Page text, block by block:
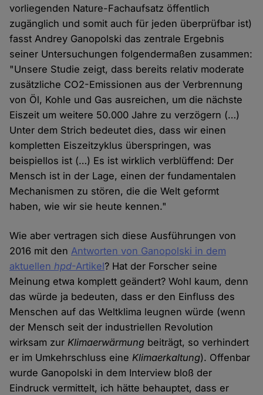
vorliegenden Nature-Fachaufsatz öffentlich
zugänglich und somit auch für jeden überprüfbar ist)
fasst Andrey Ganopolski das zentrale Ergebnis
seiner Untersuchungen folgendermaßen zusammen:
"Unsere Studie zeigt, dass bereits relativ moderate
zusätzliche CO2-Emissionen aus der Verbrennung
von Öl, Kohle und Gas ausreichen, um die nächste
Eiszeit um weitere 50.000 Jahre zu verzögern (…)
Unter dem Strich bedeutet dies, dass wir einen
kompletten Eiszeitzyklus überspringen, was
beispiellos ist (…) Es ist wirklich verblüffend: Der
Mensch ist in der Lage, einen der fundamentalen
Mechanismen zu stören, die die Welt geformt
haben, wie wir sie heute kennen."
Wie aber vertragen sich diese Ausführungen von
2016 mit denAntworten von Ganopolski in dem
aktuellenhpd-Artikel? Hat der Forscher seine
Meinung etwa komplett geändert? Wohl kaum, denn
das würde ja bedeuten, dass er den Einfluss des
Menschen auf das Weltklima leugnen würde (wenn
der Mensch seit der industriellen Revolution
wirksam zurKlimaerwärmung beiträgt, so verhindert
er im Umkehrschluss eineKlimaerkaltung). Offenbar
wurde Ganopolski in dem Interview bloß der
Eindruck vermittelt, ich hätte behauptet, dass er